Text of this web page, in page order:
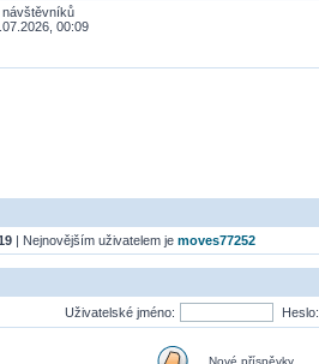
návštěvníků
00:09
| Nejnovějším uživatelem je moves77252
Uživatelské jméno: Heslo:
Nové příspěvky